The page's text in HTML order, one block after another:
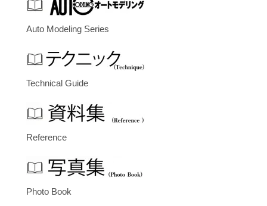
Auto Modeling Series
Technical Guide
Reference
Photo Book